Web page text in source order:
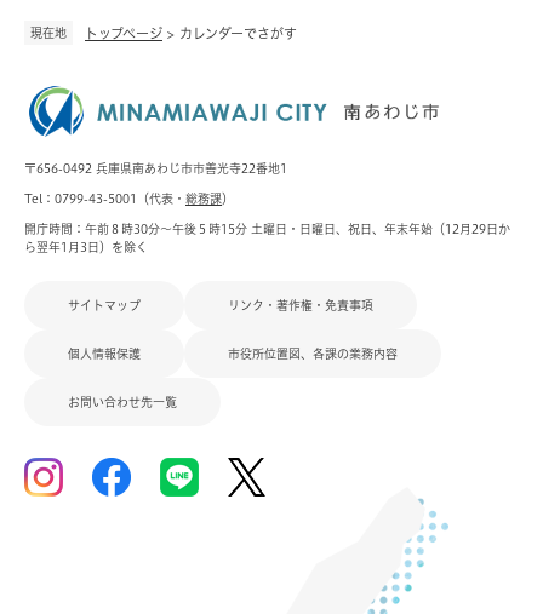
現在地 トップページ > カレンダーでさがす
〒656-0492 兵庫県南あわじ市市善光寺22番地1
Tel：0799-43-5001（代表・ 総務課）
開庁時間：午前８時30分～午後５時15分 土曜日・日曜日、祝日、年末年始（12月29日か
ら翌年1月3日）を除く
サイトマップ リンク・著作権・免責事項
個人情報保護 市役所位置図、各課の業務内容
お問い合わせ先一覧